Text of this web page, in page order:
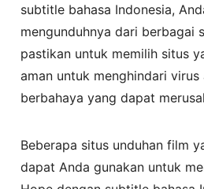
subtitle bahasa Indonesia,
mengunduhnya dari berbagai
pastikan untuk memilih situs
aman untuk menghindari
berbahaya yang dapat
Beberapa situs unduhan film
dapat Anda gunakan untuk